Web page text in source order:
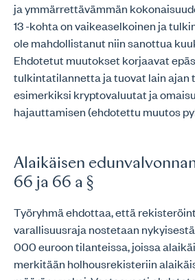
ja ymmärrettävämmän
13 -kohta on vaikeaselkoinen ja
ole mahdollistanut niin sanottua
Ehdotetut muutokset korjaavat
tulkintatilannetta ja tuovat lain ajan
esimerkiksi kryptovaluutat ja
hajauttamisen (ehdotettu muutos
Alaikäisen
66 ja 66 a §
Työryhmä ehdottaa, että
varallisuusraja nostetaan
000 euroon tilanteissa, joissa
merkitään holhousrekisteriin